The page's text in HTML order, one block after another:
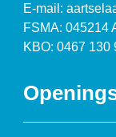
E-mail:
FSMA: 045214
KBO: 0467 130